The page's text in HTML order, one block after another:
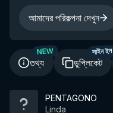
আমাদের পরিকল্পনা দেখুন
তথ্য
NEW
ডুপ্লিকেট
সাইন ইন
PENTAGONO
Linda